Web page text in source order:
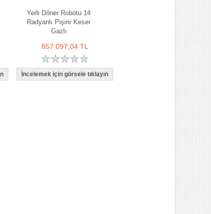
Yerli Döner Robotu 14
Radyanlı Pişirir Keser
Gazlı
857.097,04 TL